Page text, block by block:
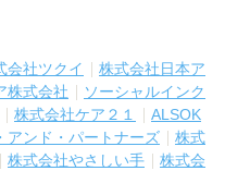
会社ツクイ
株式会社日本ア
株式会社
ソーシャルインク
株式会社ケア２１
ALSOK
アンド・パートナーズ
株式
株式会社やさしい手
株式会